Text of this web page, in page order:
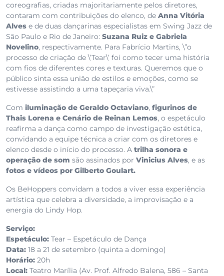
coreografias, criadas majoritariamente pelos diretores,
contaram com contribuições do elenco, de Anna Vitória
Alves e de duas dançarinas especialistas em Swing Jazz de
São Paulo e Rio de Janeiro: Suzana Ruiz e Gabriela
Novelino, respectivamente. Para Fabrício Martins, \”o
processo de criação de \’Tear\’ foi como tecer uma história
com fios de diferentes cores e texturas. Queremos que o
público sinta essa união de estilos e emoções, como se
estivesse assistindo a uma tapeçaria viva.\”
Com iluminação de Geraldo Octaviano, figurinos de
Thais Lorena e Cenário de Reinan Lemos, o espetáculo
reafirma a dança como campo de investigação estética,
convidando a equipe técnica a criar com os diretores e
elenco desde o início do processo. A trilha sonora e
operação de som são assinados por Vinicius Alves, e as
fotos e vídeos por Gilberto Goulart.
Os BeHoppers convidam a todos a viver essa experiência
artística que celebra a diversidade, a improvisação e a
energia do Lindy Hop.
Serviço:
Espetáculo: Tear – Espetáculo de Dança
Data: 18 a 21 de setembro (quinta a domingo)
Horário: 20h
Local: Teatro Marília (Av. Prof. Alfredo Balena, 586 – Santa